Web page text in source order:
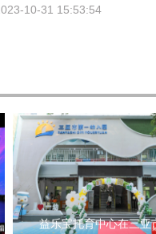
10-31 15:53:54
益乐宝托育中心在三亚